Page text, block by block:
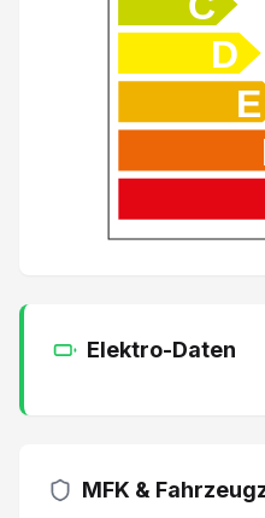
Keine Gewähr auf die
Glasschiebedach
Dachreling
Fernlichtassistent
D
E
Elektro-Daten
MFK &